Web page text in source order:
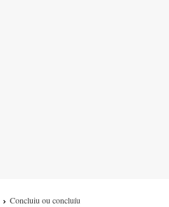
Concluiu ou concluíu